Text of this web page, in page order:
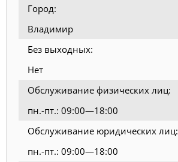
Город:
Владимир
Без выходных:
Нет
Обслуживание физических лиц:
пн.-пт.: 09:00—18:00
Обслуживание юридических лиц:
пн.-пт.: 09:00—18:00